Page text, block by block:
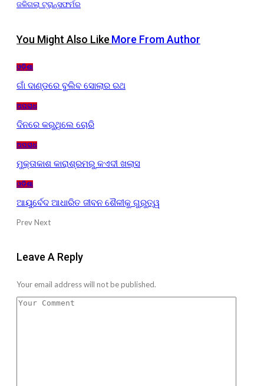
ଜଳିଗଲା ଟ୍ରାନ୍ସଫର୍ମର
You Might Also Like More From Author
ଓଡ଼ିଶା
ଗାଁ ଦାଣ୍ଡରେ ବୁଲିବ ସୋଲାର ରଥ
ଅପରାଧ
ଦିନରେ କରୁଥିଲେ ଚୋରି
ଅପରାଧ
ମୁକ୍ତାକାଶ କାରାଶ୍ରମରୁ କଏଦୀ ଖଲାସ
ଓଡ଼ିଶା
ଆୟୁର୍ବେଦ ଆଧାରିତ ଜୀବନ ଶୈଳୀକୁ ଗୁରୁତ୍ୱ
PrevNext
Leave A Reply
Your email address will not be published.